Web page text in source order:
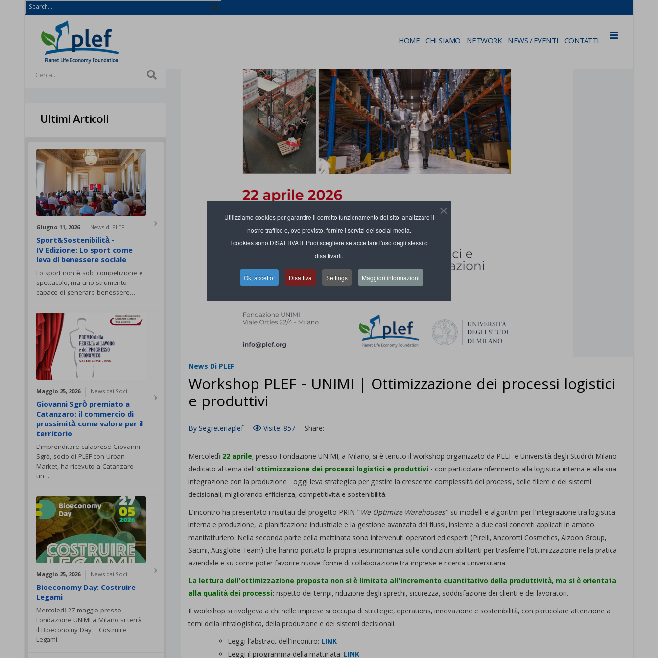
Utilizziamo cookies per garantire il corretto funzionamento del sito, analizzare il
nostro traffico e, ove previsto, fornire i servizi dei social media.
I cookies sono DISATTIVATI. Puoi scegliere se accettare l'uso degli stessi o
disattivarli.
Ok, accetto! Disattiva Settings Maggiori informazioni
HOME CHI SIAMO NETWORK NEWS / EVENTI CONTATTI
Ultimi Articoli
Giugno 11, 2026 News di PLEF
Sport&Sostenibilità -
IV Edizione: Lo sport come
leva di benessere sociale
Lo sport non è solo competizione e
spettacolo, ma uno strumento
capace di generare benessere…
Maggio 25, 2026 News dai Soci
Giovanni Sgrò premiato a
Catanzaro: il commercio di
prossimità come valore per il
territorio
L’imprenditore calabrese Giovanni
Sgrò, socio di PLEF con Urban
Market, ha ricevuto a Catanzaro
un…
Maggio 25, 2026 News dai Soci
Bioeconomy Day: Costruire
Legami
Mercoledì 27 maggio presso
Fondazione UNIMI a Milano si terrà
il Bioeconomy Day – Costruire
Legami…
News Di PLEF
Workshop PLEF - UNIMI | Ottimizzazione dei processi logistici
e produttivi
BySegreteriaplef Visite: 857 Share:
Mercoledì 22 aprile, presso Fondazione UNIMI, a Milano, si è tenuto il workshop organizzato da PLEF e Università degli Studi di Milano
dedicato al tema dell’ottimizzazione dei processi logistici e produttivi - con particolare riferimento alla logistica interna e alla sua
integrazione con la produzione - oggi leva strategica per gestire la crescente complessità dei processi, delle filiere e dei sistemi
decisionali, migliorando efficienza, competitività e sostenibilità.
L’incontro ha presentato i risultati del progetto PRIN “We Optimize Warehouses” su modelli e algoritmi per l’integrazione tra logistica
interna e produzione, la pianificazione industriale e la gestione avanzata dei flussi, insieme a due casi concreti applicati in ambito
manifatturiero. Nella seconda parte della mattinata sono intervenuti operatori ed esperti (Pirelli, Ancorotti Cosmetics, Aizoon Group,
Sacmi, Ausglobe Team) che hanno portato la propria testimonianza sulle condizioni abilitanti per trasferire l’ottimizzazione nella pratica
aziendale e su come poter favorire nuove forme di collaborazione tra imprese e ricerca universitaria.
La lettura dell’ottimizzazione proposta non si è limitata all’incremento quantitativo della produttività, ma si è orientata
alla qualità dei processi: rispetto dei tempi, riduzione degli sprechi, sicurezza, soddisfazione dei clienti e dei lavoratori.
Il workshop si rivolgeva a chi nelle imprese si occupa di strategie, operations, innovazione e sostenibilità, con particolare attenzione ai
temi della intralogistica, della produzione e dei sistemi decisionali.
Leggi l'abstract dell'incontro: LINK
Leggi il programma della mattinata: LINK